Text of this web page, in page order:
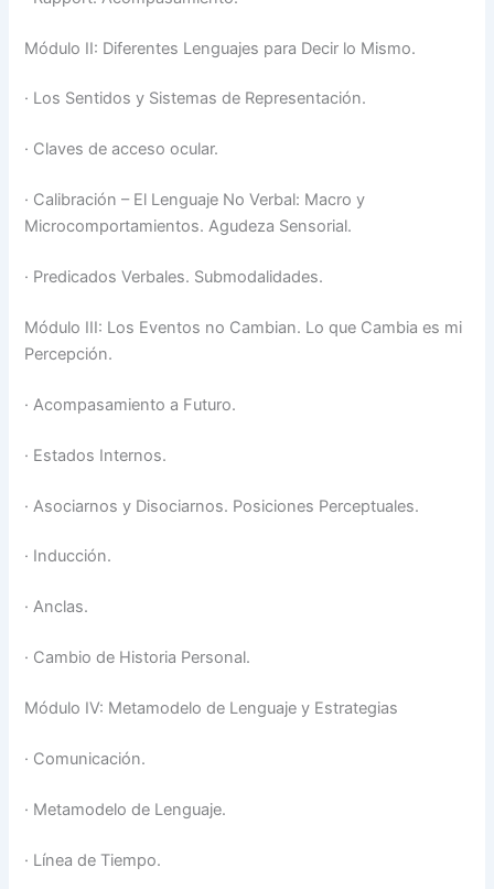
Módulo II: Diferentes Lenguajes para Decir lo Mismo.
· Los Sentidos y Sistemas de Representación.
· Claves de acceso ocular.
· Calibración – El Lenguaje No Verbal: Macro y
Microcomportamientos. Agudeza Sensorial.
· Predicados Verbales. Submodalidades.
Módulo III: Los Eventos no Cambian. Lo que Cambia es mi
Percepción.
·Acompasamiento a Futuro.
· Estados Internos.
·Asociarnos y Disociarnos. Posiciones Perceptuales.
· Inducción.
·Anclas.
· Cambio de Historia Personal.
Módulo IV: Metamodelo de Lenguaje y Estrategias
· Comunicación.
· Metamodelo de Lenguaje.
· Línea de Tiempo.